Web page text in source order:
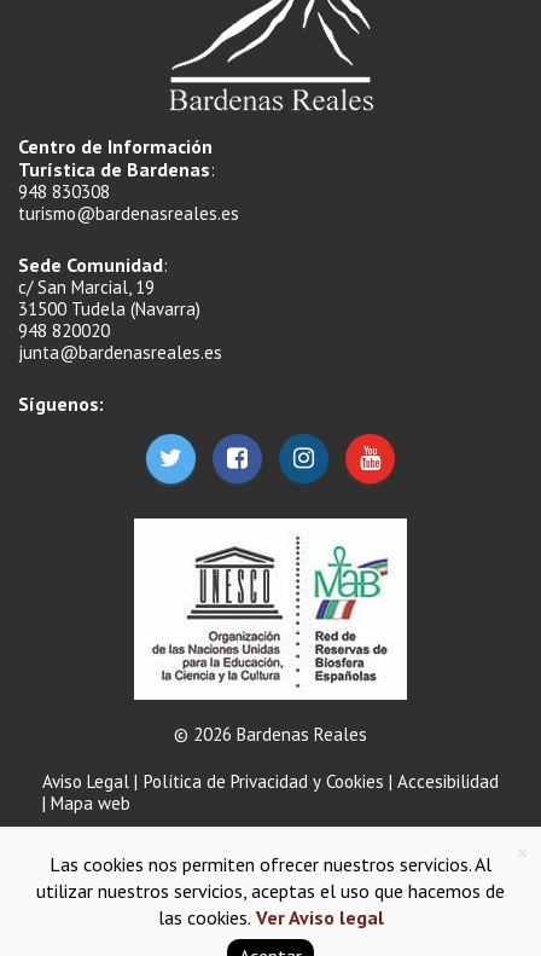
Centro de Información
Turística de Bardenas:
948 830308
turismo@bardenasreales.es
Sede Comunidad:
c/ San Marcial, 19
31500 Tudela (Navarra)
948 820020
junta@bardenasreales.es
Síguenos:
© 2026 Bardenas Reales
Aviso Legal | Política de Privacidad y Cookies | Accesibilidad
| Mapa web
×
Las cookies nos permiten ofrecer nuestros servicios. Al
utilizar nuestros servicios, aceptas el uso que hacemos de
las cookies. Ver Aviso legal